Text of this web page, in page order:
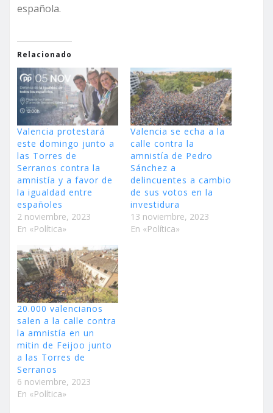
española.
Relacionado
Valencia protestará
este domingo junto a
las Torres de
Serranos contra la
amnistía y a favor de
la igualdad entre
españoles
2 noviembre, 2023
En «Política»
Valencia se echa a la
calle contra la
amnistía de Pedro
Sánchez a
delincuentes a cambio
de sus votos en la
investidura
13 noviembre, 2023
En «Política»
20.000 valencianos
salen a la calle contra
la amnistía en un
mitin de Feijoo junto
a las Torres de
Serranos
6 noviembre, 2023
En «Política»